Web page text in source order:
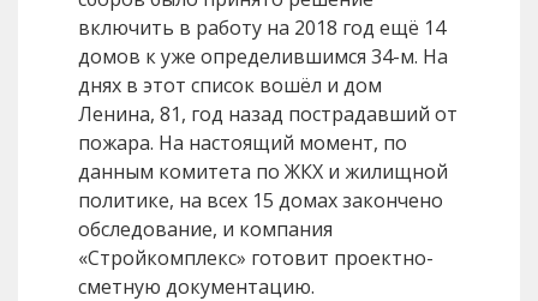
включить в работу на 2018 год ещё 14
домов к уже определившимся 34-м. На
днях в этот список вошёл и дом
Ленина, 81, год назад пострадавший от
пожара. На настоящий момент, по
данным комитета по ЖКХ и жилищной
политике, на всех 15 домах закончено
обследование, и компания
«Стройкомплекс» готовит проектно-
сметную документацию.